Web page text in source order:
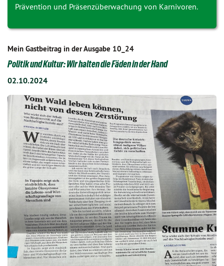
Prävention und Präsenzüberwachung von Karnivoren.
Mein Gastbeitrag in der Ausgabe 10_24
Politik und Kultur: Wir halten die Fäden in der Hand
02.10.2024